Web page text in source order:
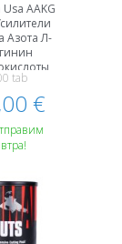
AAKG
Азота Л-
И
tab
€